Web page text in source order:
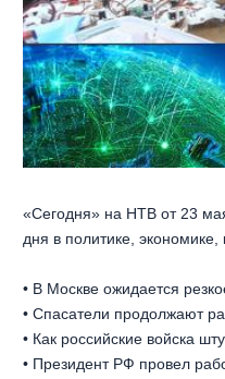
«Сегодня» на НТВ от 23
дня в политике,
• В Москве ожидается
• Спасатели продолжают
• Как российские войска
• Президент РФ провел